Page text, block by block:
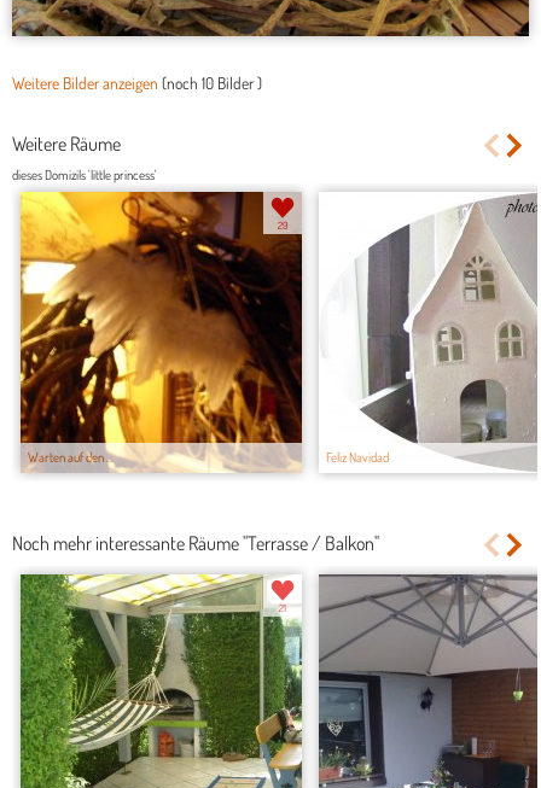
Weitere Bilder anzeigen (noch 10 Bilder)
Weitere Räume
dieses Domizils 'little princess'
Warten auf den ...
29
Feliz Navidad
Noch mehr interessante Räume "Terrasse / Balkon"
21